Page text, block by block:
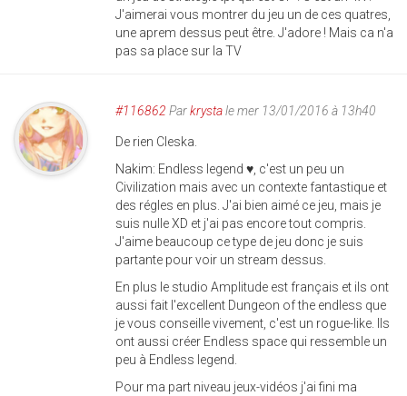
J'aimerai vous montrer du jeu un de ces quatres,
une aprem dessus peut être. J'adore ! Mais ca n'a
pas sa place sur la TV
#116862 Parkrystale mer 13/01/2016 à 13h40
De rien Cleska.
Nakim: Endless legend ♥, c'est un peu un
Civilization mais avec un contexte fantastique et
des régles en plus. J'ai bien aimé ce jeu, mais je
suis nulle XD et j'ai pas encore tout compris.
J'aime beaucoup ce type de jeu donc je suis
partante pour voir un stream dessus.
En plus le studio Amplitude est français et ils ont
aussi fait l'excellent Dungeon of the endless que
je vous conseille vivement, c'est un rogue-like. Ils
ont aussi créer Endless space qui ressemble un
peu à Endless legend.
Pour ma part niveau jeux-vidéos j'ai fini ma